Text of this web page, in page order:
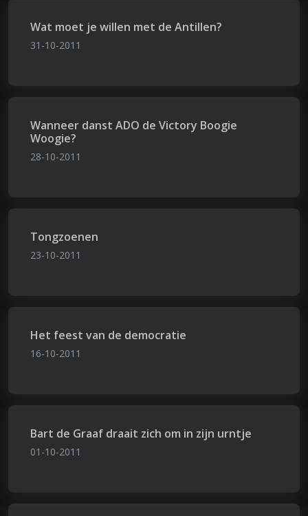
Wat moet je willen met de Antillen?
31-10-2011
Wanneer danst ADO de Victory Boogie
Woogie?
28-10-2011
Tongzoenen
23-10-2011
Het feest van de democratie
16-10-2011
Bart de Graaf draait zich om in zijn urntje
01-10-2011